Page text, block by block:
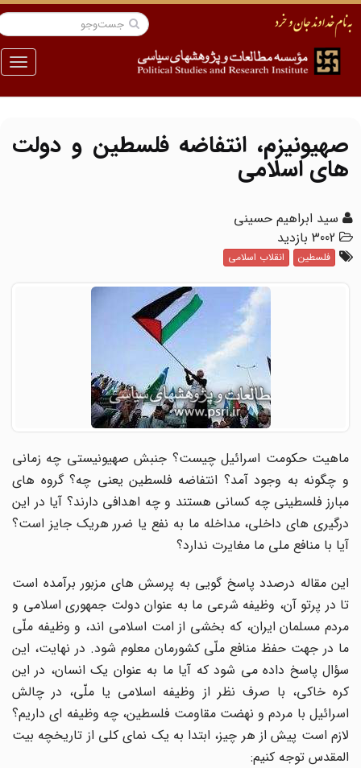
منو
صهیونیزم، انتفاضه فلسطین و دولت
هاى اسلامى
سید ابراهیم حسینى
3002 بازدید
فلسطین انقلاب اسلامی
ماهیت حکومت اسرائیل چیست؟ جنبش صهیونیستى چه زمانى
و چگونه به وجود آمد؟ انتفاضه فلسطین یعنى چه؟ گروه هاى
مبارز فلسطینى چه کسانى هستند و چه اهدافى دارند؟ آیا در این
درگیرى هاى داخلى، مداخله ما به نفع یا ضرر هریک جایز است؟
آیا با منافع ملى ما مغایرت ندارد؟
این مقاله درصدد پاسخ گویى به پرسش هاى مزبور برآمده است
تا در پرتو آن، وظیفه شرعى ما به عنوان دولت جمهورى اسلامى و
مردم مسلمان ایران، که بخشى از امت اسلامى اند، و وظیفه ملّى
ما در جهت حفظ منافع ملّى کشورمان معلوم شود. در نهایت، این
سؤال پاسخ داده مى شود که آیا ما به عنوان یک انسان، در این
کره خاکى، با صرف نظر از وظیفه اسلامى یا ملّى، در چالش
اسرائیل با مردم و نهضت مقاومت فلسطین، چه وظیفه اى داریم؟
لازم است پیش از هر چیز، ابتدا به یک نماى کلى از تاریخچه بیت
المقدس توجه کنیم: